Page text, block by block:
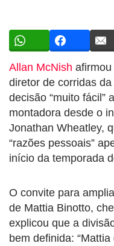
Allan McNish
diretor de corridas
decisão “muito fácil”
montadora desde o
Jonathan Wheatley,
“razões pessoais”
início da temporada
O convite para
de Mattia Binotto,
explicou que a
bem definida: